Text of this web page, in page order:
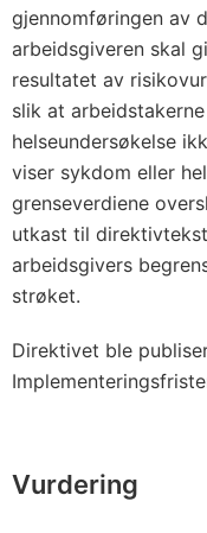
gjennomføringen av
arbeidsgiveren skal
resultatet av
slik at
helseundersøkelse
viser sykdom eller
grenseverdiene
utkast til
arbeidsgivers
strøket.
Direktivet ble
Vurdering